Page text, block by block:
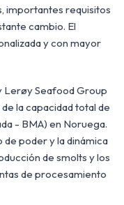
importantes requisitos
cambio. El
y con mayor
Lerøy Seafood Group
la capacidad total de
- BMA) en Noruega.
poder y la dinámica
de smolts y los
de procesamiento